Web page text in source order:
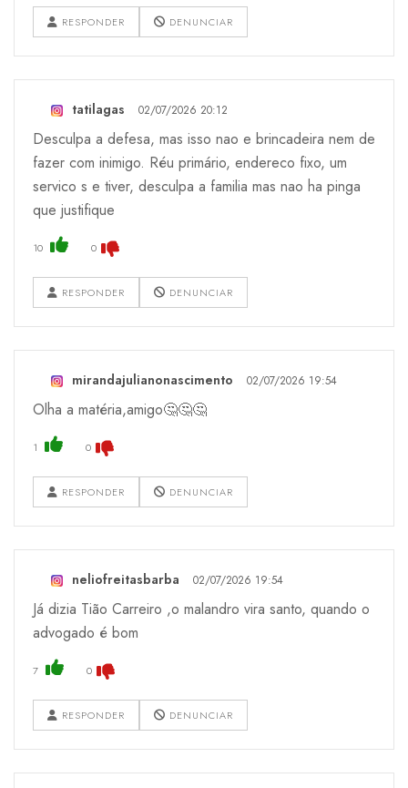
RESPONDER DENUNCIAR
tatilagas 02/07/2026 20:12
Desculpa a defesa, mas isso nao e brincadeira nem de
fazer com inimigo. Réu primário, endereco fixo, um
servico s e tiver, desculpa a familia mas nao ha pinga
que justifique
10 0
RESPONDER DENUNCIAR
mirandajulianonascimento 02/07/2026 19:54
Olha a matéria,amigo🤔🤔🤔
1 0
RESPONDER DENUNCIAR
neliofreitasbarba 02/07/2026 19:54
Já dizia Tião Carreiro ,o malandro vira santo, quando o
advogado é bom
7 0
RESPONDER DENUNCIAR